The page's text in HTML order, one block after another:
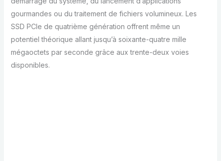
gourmandes ou du traitement de fichiers volumineux. Les
SSD PCIe de quatrième génération offrent même un
potentiel théorique allant jusqu’à soixante-quatre mille
mégaoctets par seconde grâce aux trente-deux voies
disponibles.